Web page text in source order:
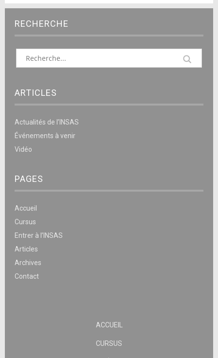
RECHERCHE
ARTICLES
Actualités de l’INSAS
Événements à venir
Vidéo
PAGES
Accueil
Cursus
Entrer à l’INSAS
Articles
Archives
Contact
ACCUEIL
CURSUS